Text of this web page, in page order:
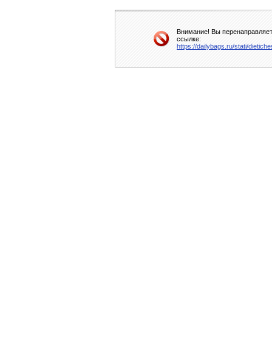
Внимание! Вы
ссылке:
https://dailybags.ru/stati/